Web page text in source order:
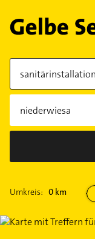
Umkreis: 0 km